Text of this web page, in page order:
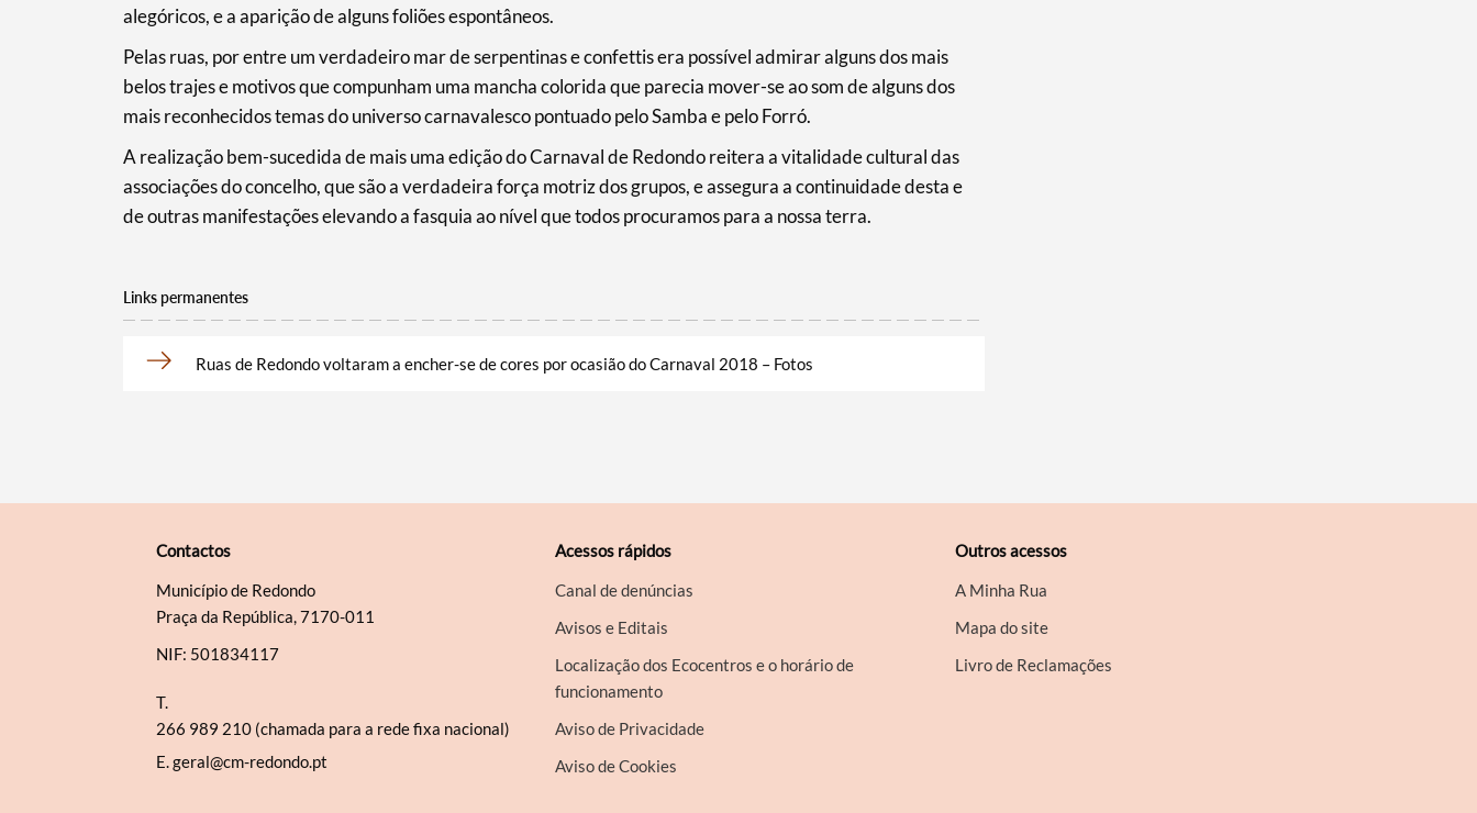
alegóricos, e a aparição de alguns foliões espontâneos.
Pelas ruas, por entre um verdadeiro mar de serpentinas e confettis era possível admirar alguns dos mais
belos trajes e motivos que compunham uma mancha colorida que parecia mover-se ao som de alguns dos
mais reconhecidos temas do universo carnavalesco pontuado pelo Samba e pelo Forró.
A realização bem-sucedida de mais uma edição do Carnaval de Redondo reitera a vitalidade cultural das
associações do concelho, que são a verdadeira força motriz dos grupos, e assegura a continuidade desta e
de outras manifestações elevando a fasquia ao nível que todos procuramos para a nossa terra.
Links permanentes
Ruas de Redondo voltaram a encher-se de cores por ocasião do Carnaval 2018 – Fotos
Contactos
Município de Redondo
Praça da República, 7170-011
NIF: 501834117
T.
266 989 210 (chamada para a rede fixa nacional)
E.geral@cm-redondo.pt
Acessos rápidos
Canal de denúncias
Avisos e Editais
Localização dos Ecocentros e o horário de
funcionamento
Aviso de Privacidade
Aviso de Cookies
Outros acessos
A Minha Rua
Mapa do site
Livro de Reclamações